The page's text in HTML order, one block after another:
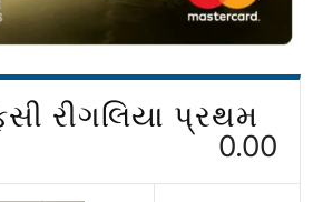
રીગલિયા પ્રથમ
0.00